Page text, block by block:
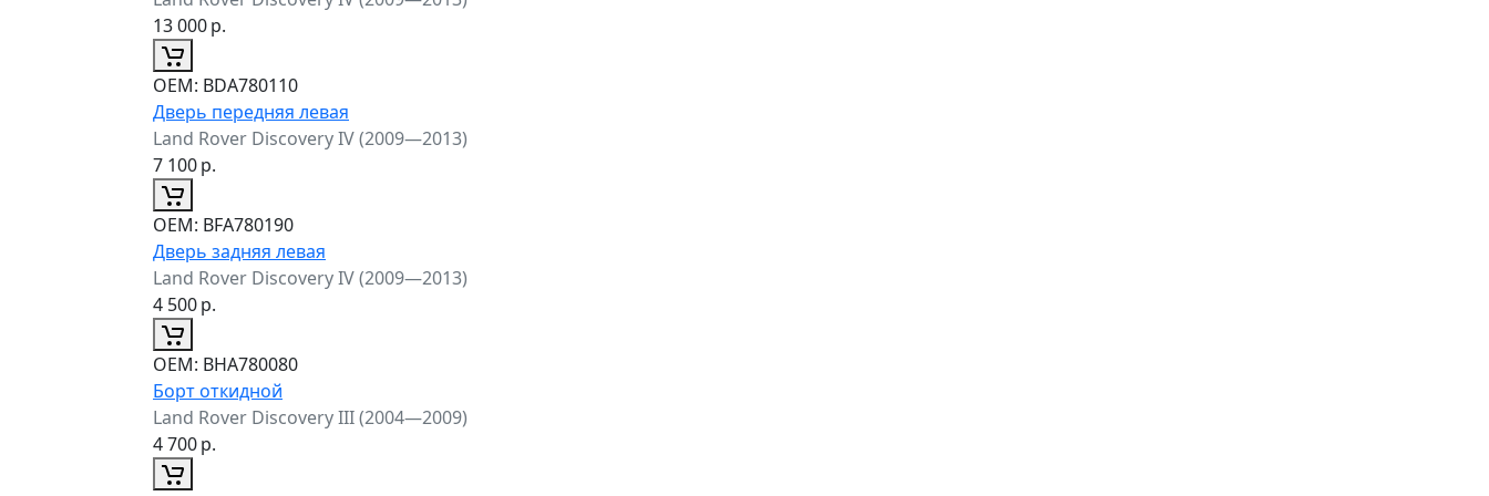
13 000р.
ОЕМ: BDA780110
Дверь передняя левая
Land Rover Discovery IV (2009—2013)
7 100р.
ОЕМ: BFA780190
Дверь задняя левая
Land Rover Discovery IV (2009—2013)
4 500р.
ОЕМ: BHA780080
Борт откидной
Land Rover Discovery III (2004—2009)
4 700р.